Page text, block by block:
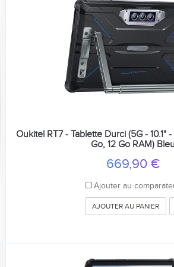
Oukitel RT7 - Tablette Durci (5G -
Go, 12 Go RAM) Bleu
669,90 €
Ajouter au
AJOUTER AU PANIER